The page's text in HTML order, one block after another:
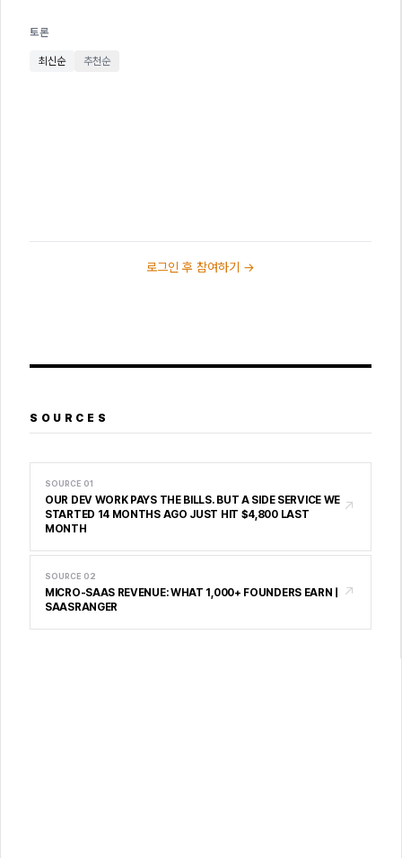
토론
최신순 추천순
로그인 후 참여하기 →
SOURCES
SOURCE 01
OUR DEV WORK PAYS THE BILLS. BUT A SIDE SERVICE WE
STARTED 14 MONTHS AGO JUST HIT $4,800 LAST
MONTH
↗
SOURCE 02
MICRO-SAAS REVENUE: WHAT 1,000+ FOUNDERS EARN |
SAASRANGER
↗